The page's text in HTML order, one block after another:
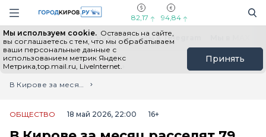
Навигация сайта
82,17 94,84
Мы используем cookie. Оставаясь на сайте,
вы соглашаетесь с тем, что мы обрабатываем
ваши персональные данные с
использованием метрик Яндекс
Метрика,top.mail.ru, LiveInternet.
Принять
Выборы - 2026 Все новости Мы в Telegram
Главная
Лента новостей
В Кирове за месяц расселят 79 аварийных домов
ОБЩЕСТВО 18 май 2026, 22:00 16+